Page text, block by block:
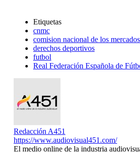
Etiquetas
cnmc
comision nacional de los
derechos deportivos
futbol
Real Federación Española de
Redacción A451
https://www.audiovisual451.com/
El medio online de la industria